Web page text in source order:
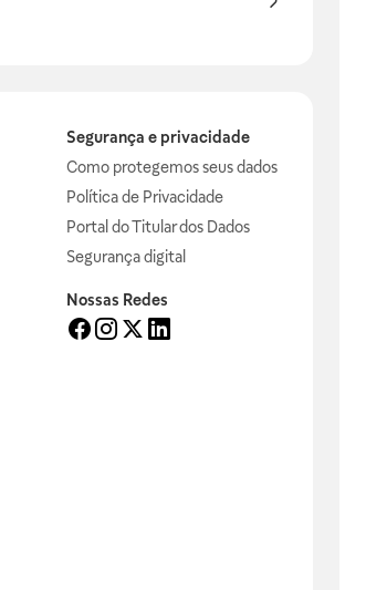
Segurança e privacidade
Como protegemos seus dados
Política de Privacidade
Portal do Titular dos Dados
Segurança digital
Nossas Redes